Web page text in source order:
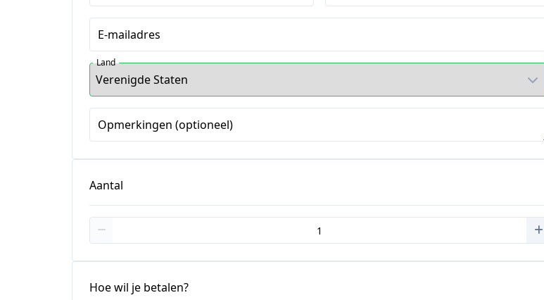
E-mailadres
Land
Opmerkingen (optioneel)
Aantal
Hoe wil je betalen?